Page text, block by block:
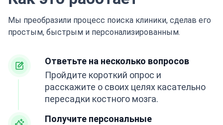
Мы преобразили процесс поиска клиники, сделав его
простым, быстрым и персонализированным.
Ответьте на несколько вопросов
Пройдите короткий опрос и
расскажите о своих целях касательно
пересадки костного мозга.
Получите персональные